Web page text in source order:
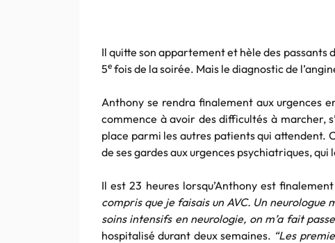
Il quitte son appartement et hèle des passants
5e fois de la soirée. Mais le diagnostic de
Anthony se rendra finalement aux urgences
commence à avoir des difficultés à marcher,
place parmi les autres patients qui attendent.
de ses gardes aux urgences psychiatriques,
Il est 23 heures lorsqu’Anthony est
compris que je faisais un AVC. Un neurologue
soins intensifs en neurologie, on m’a fait
hospitalisé durant deux semaines. “Les